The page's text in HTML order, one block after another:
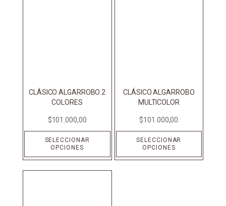
CLÁSICO ALGARROBO 2
COLORES
$101.000,00
SELECCIONAR
OPCIONES
CLÁSICO ALGARROBO
MULTICOLOR
$101.000,00
SELECCIONAR
OPCIONES